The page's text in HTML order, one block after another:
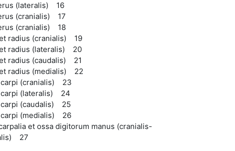
(lateralis) 16
(cranialis) 17
(cranialis) 18
radius (cranialis) 19
radius (lateralis) 20
radius (caudalis) 21
radius (medialis) 22
carpi (cranialis) 23
carpi (lateralis) 24
carpi (caudalis) 25
carpi (medialis) 26
et ossa digitorum manus (cranialis-
27